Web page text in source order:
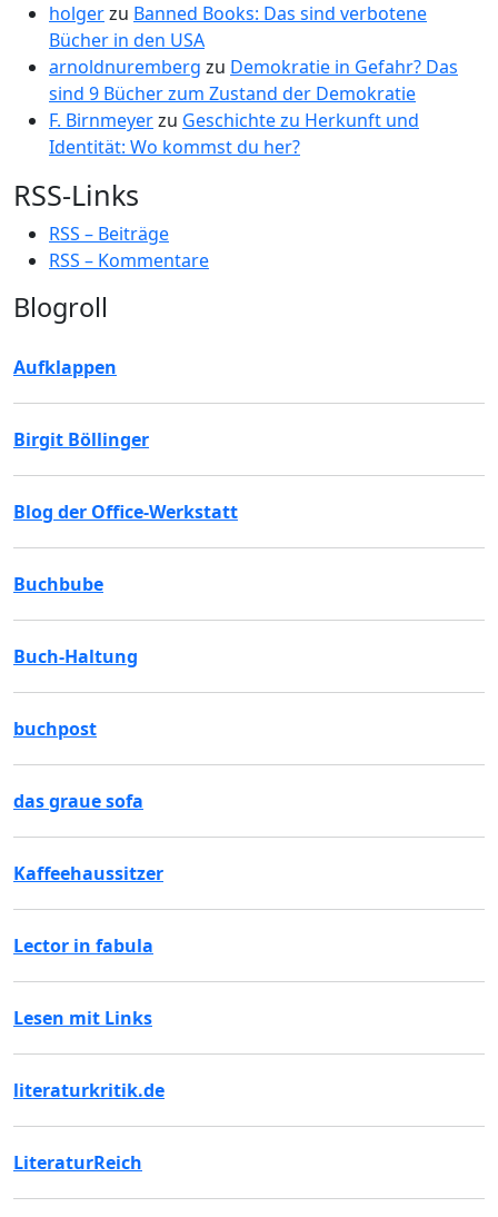
holgerzu Banned Books: Das sind verbotene
Bücher in den USA
arnoldnuremberg zu Demokratie in Gefahr? Das
sind 9 Bücher zum Zustand der Demokratie
F. Birnmeyerzu Geschichte zu Herkunft und
Identität: Wo kommst du her?
RSS-Links
RSS – Beiträge
RSS – Kommentare
Blogroll
Aufklappen
Birgit Böllinger
Blog der Office-Werkstatt
Buchbube
Buch-Haltung
buchpost
das graue sofa
Kaffeehaussitzer
Lector in fabula
Lesen mit Links
literaturkritik.de
LiteraturReich